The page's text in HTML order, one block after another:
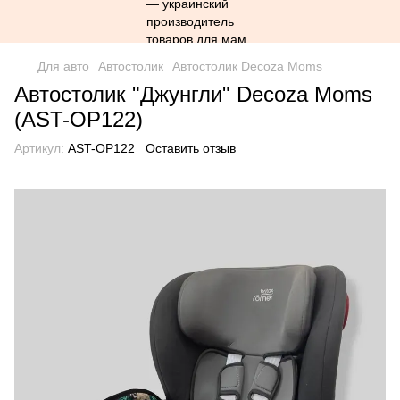
Для авто Автостолик Автостолик Decoza Moms
Автостолик "Джунгли" Decoza Moms
(AST-ОР122)
Артикул: AST-ОР122 Оставить отзыв